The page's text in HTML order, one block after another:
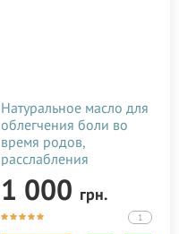
Натуральное масло для
облегчения боли во
время родов,
расслабления
роженицы Baby Teva
Babybo Oil 50 мл
1 000 грн.
1